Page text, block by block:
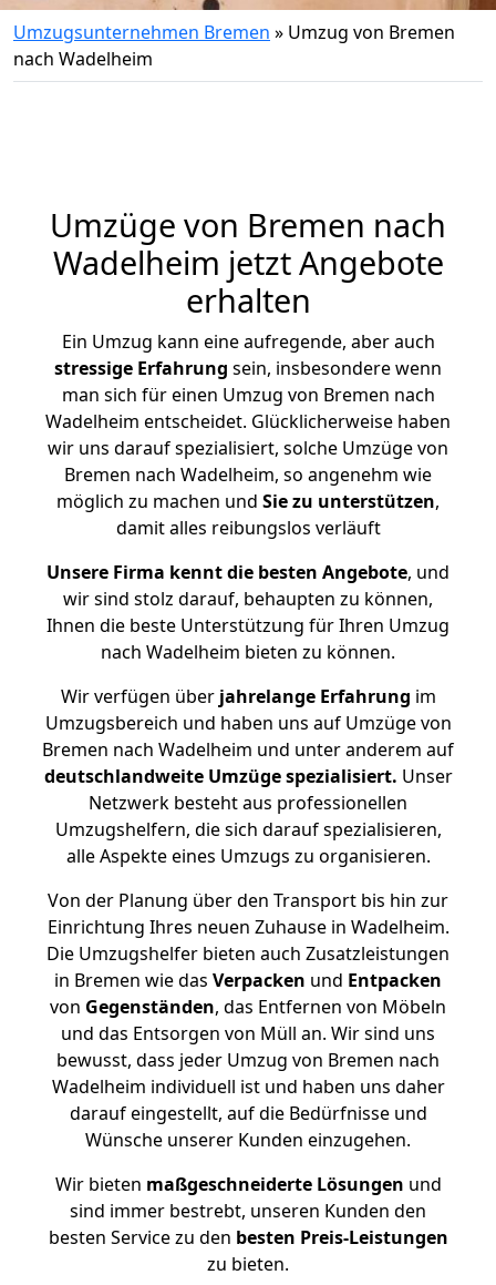
Umzugsunternehmen Bremen » Umzug von Bremen
nach Wadelheim
Umzüge von Bremen nach
Wadelheim jetzt Angebote
erhalten
Ein Umzug kann eine aufregende, aber auch
stressige Erfahrung sein, insbesondere wenn
man sich für einen Umzug von Bremen nach
Wadelheim entscheidet. Glücklicherweise haben
wir uns darauf spezialisiert, solche Umzüge von
Bremen nach Wadelheim, so angenehm wie
möglich zu machen und Sie zu unterstützen,
damit alles reibungslos verläuft
Unsere Firma kennt die besten Angebote, und
wir sind stolz darauf, behaupten zu können,
Ihnen die beste Unterstützung für Ihren Umzug
nach Wadelheim bieten zu können.
Wir verfügen überjahrelange Erfahrung im
Umzugsbereich und haben uns auf Umzüge von
Bremen nach Wadelheim und unter anderem auf
deutschlandweite Umzüge spezialisiert. Unser
Netzwerk besteht aus professionellen
Umzugshelfern, die sich darauf spezialisieren,
alle Aspekte eines Umzugs zu organisieren.
Von der Planung über den Transport bis hin zur
Einrichtung Ihres neuen Zuhause in Wadelheim.
Die Umzugshelfer bieten auch Zusatzleistungen
in Bremen wie das Verpacken und Entpacken
von Gegenständen, das Entfernen von Möbeln
und das Entsorgen von Müll an. Wir sind uns
bewusst, dass jeder Umzug von Bremen nach
Wadelheim individuell ist und haben uns daher
darauf eingestellt, auf die Bedürfnisse und
Wünsche unserer Kunden einzugehen.
Wir bieten maßgeschneiderte Lösungen und
sind immer bestrebt, unseren Kunden den
besten Service zu den besten Preis-Leistungen
zu bieten.